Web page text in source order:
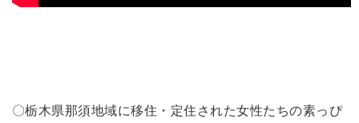
〇栃木県那須地域に移住・定住された女性たちの素っぴ